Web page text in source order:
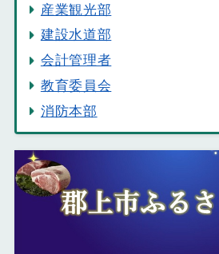
産業観光部
建設水道部
会計管理者
教育委員会
消防本部